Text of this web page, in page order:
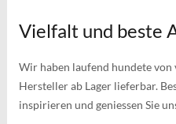
Vielfalt und beste
Wir haben laufend hundete
Hersteller ab Lager lieferbar.
inspirieren und geniessen Sie